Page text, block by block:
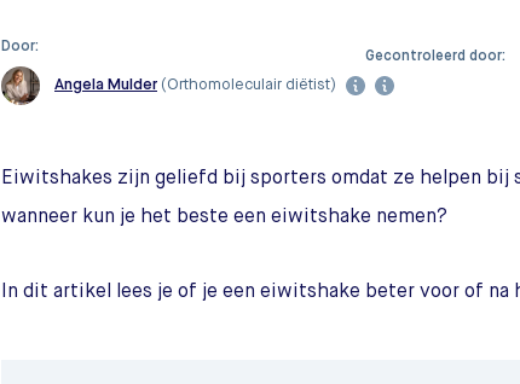
Door:
Angela Mulder (Orthomoleculair diëtist)
Gecontroleerd door:
Eiwitshakes zijn geliefd bij sporters omdat ze helpen bij
wanneer kun je het beste een eiwitshake nemen?
In dit artikel lees je of je een eiwitshake beter voor of na